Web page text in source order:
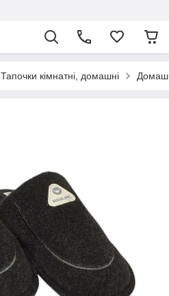
Тапочки кімнатні, домашні